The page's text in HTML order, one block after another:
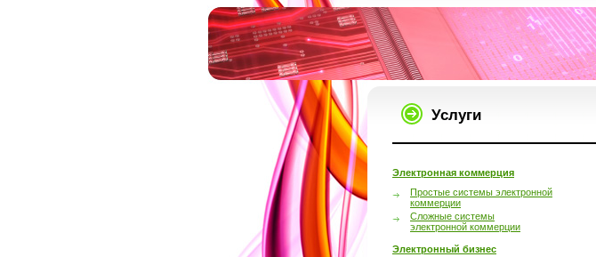
Услуги
Электронная коммерция
Простые системы электронной
коммерции
Сложные системы
электронной коммерции
Электронный бизнес